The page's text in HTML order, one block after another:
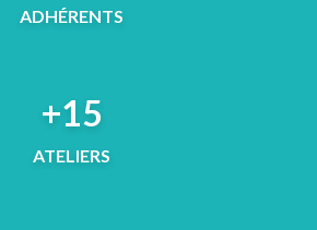
ADHÉRENTS
+15
ATELIERS